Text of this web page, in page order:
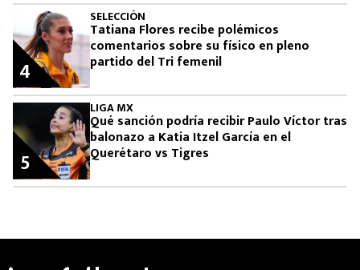
SELECCIÓN
Tatiana Flores recibe polémicos
comentarios sobre su físico en pleno
partido del Tri femenil
4
LIGA MX
Qué sanción podría recibir Paulo Víctor tras
balonazo a Katia Itzel García en el
Querétaro vs Tigres
5